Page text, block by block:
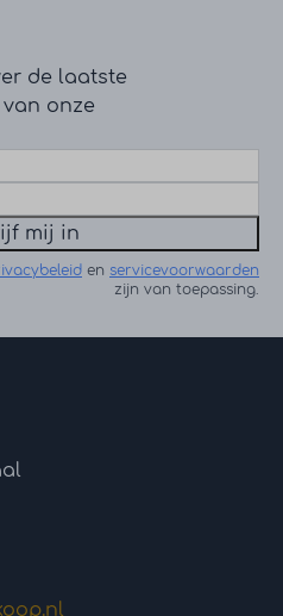
de laatste
onze
mij in
en servicevoorwaarden
zijn van toepassing.